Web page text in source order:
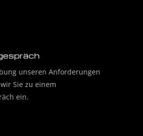
unseren Anforderungen
Sie zu einem
ein.